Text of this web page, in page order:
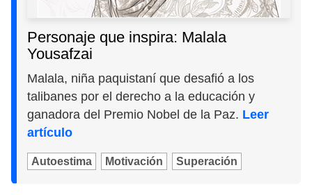
Personaje que inspira: Malala
Yousafzai
Malala, niña paquistaní que desafió a los
talibanes por el derecho a la educación y
ganadora del Premio Nobel de la Paz. Leer
artículo
Autoestima Motivación Superación